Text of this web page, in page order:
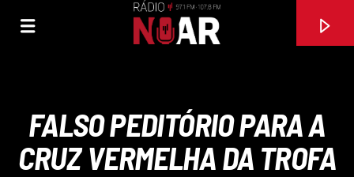
FALSO PEDITÓRIO PARA A
CRUZ VERMELHA DA TROFA